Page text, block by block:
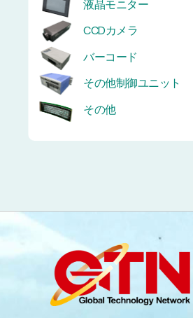
液晶モニター
CCDカメラ
バーコード
その他制御ユニット
その他